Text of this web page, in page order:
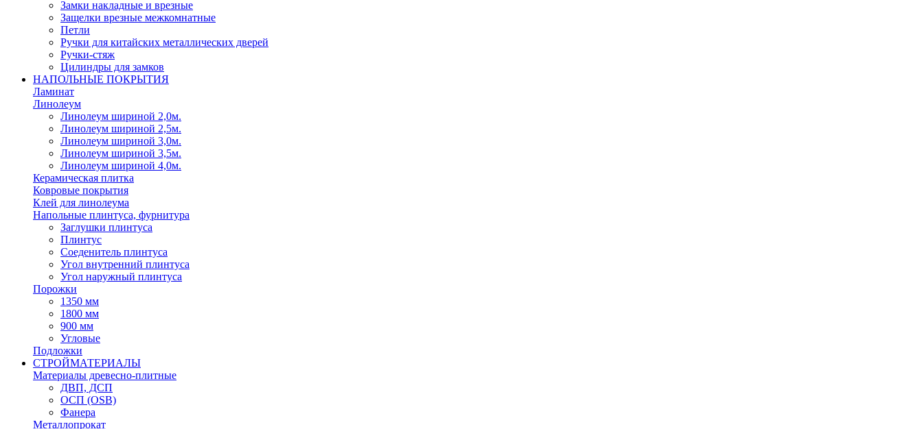
Замки накладные и врезные
Защелки врезные межкомнатные
Петли
Ручки для китайских металлических дверей
Ручки-стяж
Цилиндры для замков
НАПОЛЬНЫЕ ПОКРЫТИЯ
Ламинат
Линолеум
Линолеум шириной 2,0м.
Линолеум шириной 2,5м.
Линолеум шириной 3,0м.
Линолеум шириной 3,5м.
Линолеум шириной 4,0м.
Керамическая плитка
Ковровые покрытия
Клей для линолеума
Напольные плинтуса, фурнитура
Заглушки плинтуса
Плинтус
Соеденитель плинтуса
Угол внутренний плинтуса
Угол наружный плинтуса
Порожки
1350 мм
1800 мм
900 мм
Угловые
Подложки
СТРОЙМАТЕРИАЛЫ
Материалы древесно-плитные
ДВП, ДСП
ОСП (OSB)
Фанера
Металлопрокат